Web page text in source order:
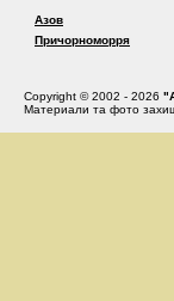
Азов
Причорноморря
Copyright © 2002 - 2026
Материали та фото